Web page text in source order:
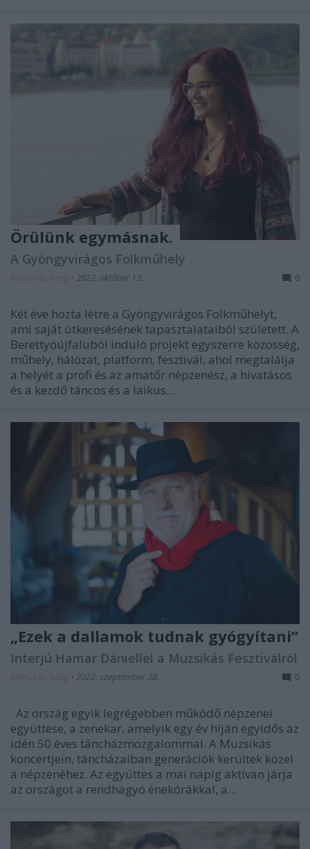
Örülünk egymásnak.
A Gyöngyvirágos Folkműhely
Ritmus és hang • 2022. október 13. 0
Két éve hozta létre a Gyöngyvirágos Folkműhelyt,
ami saját útkeresésének tapasztalataiból született. A
Berettyóújfaluból induló projekt egyszerre közösség,
műhely, hálózat, platform, fesztivál, ahol megtalálja
a helyét a profi és az amatőr népzenész, a hivatásos
és a kezdő táncos és a laikus…
„Ezek a dallamok tudnak gyógyítani”
Interjú Hamar Dániellel a Muzsikás Fesztiválról
Ritmus és hang • 2022. szeptember 28. 0
Az ország egyik legrégebben működő népzenei
együttese, a zenekar, amelyik egy év híján egyidős az
idén 50 éves táncházmozgalommal. A Muzsikás
koncertjein, táncházaiban generációk kerültek közel
a népzenéhez. Az együttes a mai napig aktívan járja
az országot a rendhagyó énekórákkal, a…